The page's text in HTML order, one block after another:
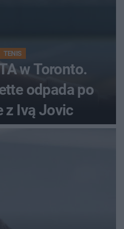
TENIS
w Toronto.
odpada po
z Ivą Jovic